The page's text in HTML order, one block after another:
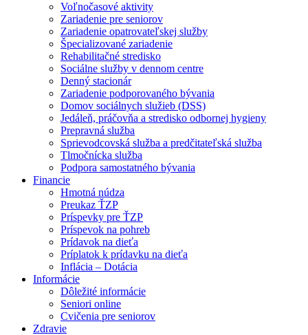
Voľnočasové aktivity
Zariadenie pre seniorov
Zariadenie opatrovateľskej služby
Špecializované zariadenie
Rehabilitačné stredisko
Sociálne služby v dennom centre
Denný stacionár
Zariadenie podporovaného bývania
Domov sociálnych služieb (DSS)
Jedáleň, práčovňa a stredisko odbornej hygieny
Prepravná služba
Sprievodcovská služba a predčitateľská služba
Tlmočnícka služba
Podpora samostatného bývania
Financie
Hmotná núdza
Preukaz ŤZP
Príspevky pre ŤZP
Príspevok na pohreb
Prídavok na dieťa
Príplatok k prídavku na dieťa
Inflácia – Dotácia
Informácie
Dôležité informácie
Seniori online
Cvičenia pre seniorov
Zdravie